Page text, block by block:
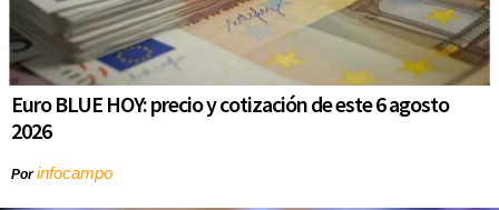
Euro BLUE HOY: precio y cotización de este 6 agosto
2026
Porinfocampo